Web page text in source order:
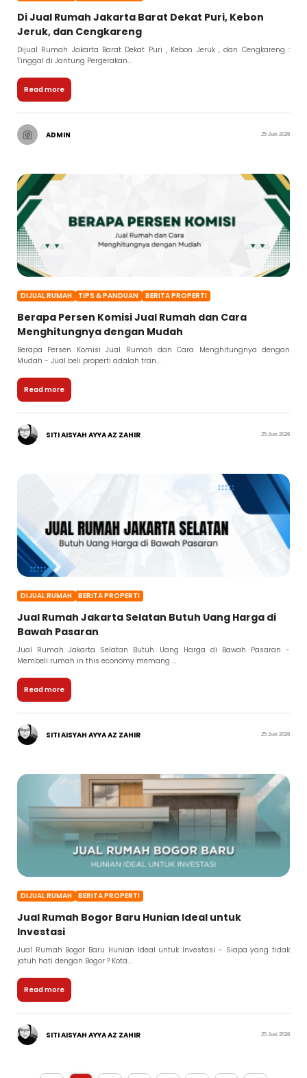
Di Jual Rumah Jakarta Barat Dekat Puri, Kebon
Jeruk, dan Cengkareng
Dijual Rumah Jakarta Barat Dekat Puri , Kebon Jeruk , dan Cengkareng :
Tinggal di Jantung Pergerakan...
Read more
ADMIN 25 Juni 2026
DIJUAL RUMAH TIPS & PANDUAN BERITA PROPERTI
Berapa Persen Komisi Jual Rumah dan Cara
Menghitungnya dengan Mudah
Berapa Persen Komisi Jual Rumah dan Cara Menghitungnya dengan
Mudah - Jual beli properti adalah tran...
Read more
SITI AISYAH AYYA AZ ZAHIR 25 Juni 2026
DIJUAL RUMAH BERITA PROPERTI
Jual Rumah Jakarta Selatan Butuh Uang Harga di
Bawah Pasaran
Jual Rumah Jakarta Selatan Butuh Uang Harga di Bawah Pasaran -
Membeli rumah in this economy memang ...
Read more
SITI AISYAH AYYA AZ ZAHIR 25 Juni 2026
DIJUAL RUMAH BERITA PROPERTI
Jual Rumah Bogor Baru Hunian Ideal untuk
Investasi
Jual Rumah Bogor Baru Hunian Ideal untuk Investasi - Siapa yang tidak
jatuh hati dengan Bogor ? Kota...
Read more
SITI AISYAH AYYA AZ ZAHIR 25 Juni 2026